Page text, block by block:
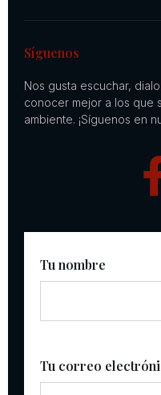
Síguenos
Nos gusta escuchar,
conocer mejor a los que
ambiente. ¡Síguenos en
Tu nombre
Tu correo